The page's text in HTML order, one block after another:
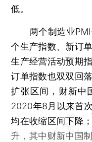
低。
两个制造业PMI
个生产指数、新订
生产经营活动预期
订单指数也双双回
扩张区间，财新中
2020年8月以来首
均在收缩区间下降
升，其中财新中国